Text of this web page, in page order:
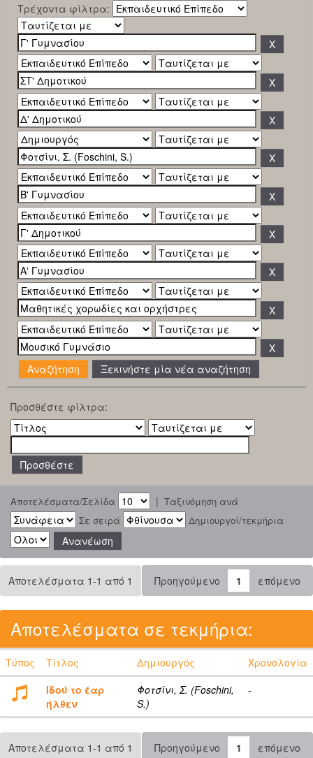
Τρέχοντα φίλτρα:
Ξεκινήστε μία νέα αναζήτηση
Προσθέστε φίλτρα:
Αποτελέσματα/Σελίδα | Ταξινόμηση ανά
Σε σειρά
Δημιουργοί/τεκμήρια
Αποτελέσματα 1-1 από 1 Προηγούμενο 1 επόμενο
Αποτελέσματα σε τεκμήρια:
Τύπος Τίτλος Δημιουργός
Χρονολογία
Ιδού το έαρ
ήλθεν
Φοτσίνι, Σ. (Foschini,
S.)
-
Αποτελέσματα 1-1 από 1 Προηγούμενο 1 επόμενο